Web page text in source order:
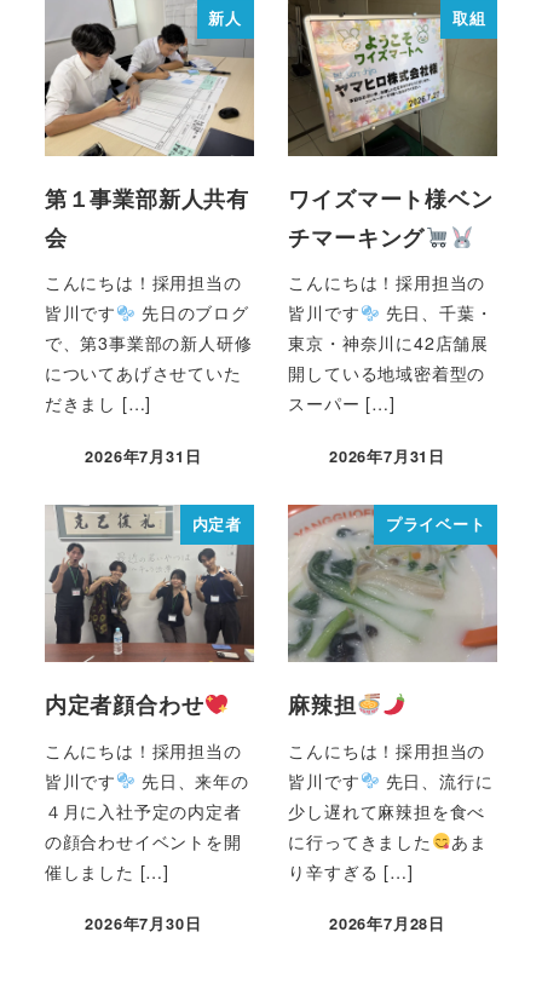
新人
第１事業部新人共有
会
こんにちは！採用担当の
皆川です
先日のブログ
で、第3事業部の新人研修
についてあげさせていた
だきまし […]
2026年7月31日
取組
ワイズマート様ベン
チマーキング
こんにちは！採用担当の
皆川です
先日、千葉・
東京・神奈川に42店舗展
開している地域密着型の
スーパー […]
2026年7月31日
内定者
内定者顔合わせ
こんにちは！採用担当の
皆川です
先日、来年の
４月に入社予定の内定者
の顔合わせイベントを開
催しました […]
2026年7月30日
プライベート
麻辣担
こんにちは！採用担当の
皆川です
先日、流行に
少し遅れて麻辣担を食べ
に行ってきました
あま
り辛すぎる […]
2026年7月28日